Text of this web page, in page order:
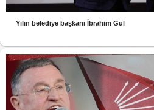
Yılın belediye başkanı İbrahim Gül